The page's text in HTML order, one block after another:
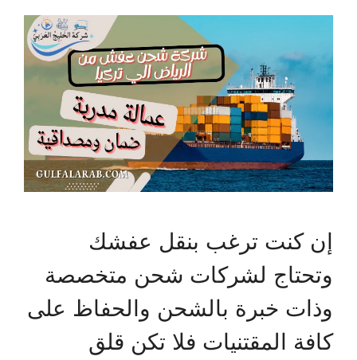
إن كنت ترغب بنقل عفشك
وتحتاج لشركات شحن متخصصة
وذات خبرة بالشحن والحفاظ على
كافة المقتنيات فلا تكن قلق